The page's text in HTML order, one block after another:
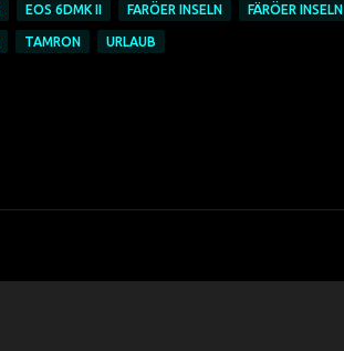
EOS 6DMK II FARÖER INSELN FÄRÖER INSELN
TAMRON URLAUB